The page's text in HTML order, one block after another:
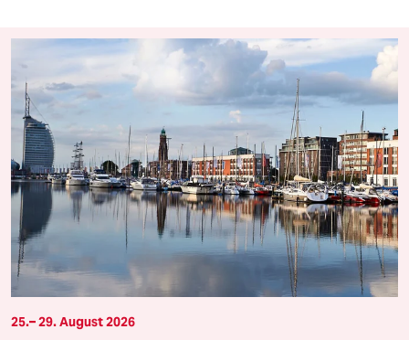
25.– 29. August 2026